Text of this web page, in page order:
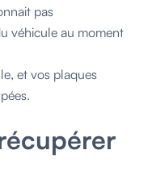
pas
véhicule au moment
et vos plaques